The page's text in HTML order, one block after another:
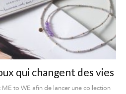
qui changent des vies
to WE afin de lancer une collection